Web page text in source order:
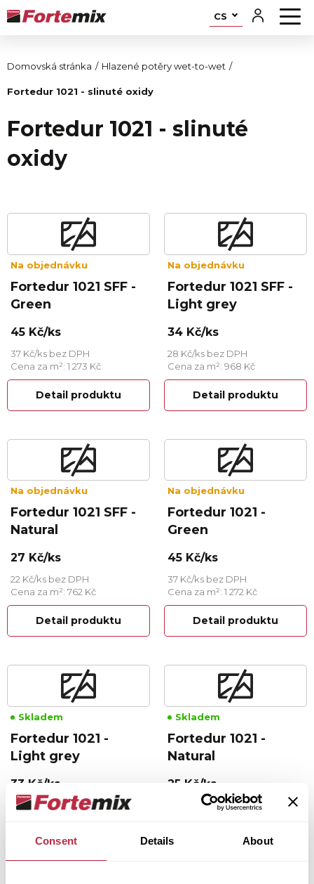
Consent Details About
CS
Domovská stránka Hlazené potěry wet-to-wet
Fortedur 1021 - slinuté oxidy
Fortedur 1021 - slinuté
oxidy
Na objednávku
Fortedur 1021 SFF -
Green
45 Kč/ks
37 Kč/ks bez DPH
Cena za m²: 1 273 Kč
Detail produktu
Na objednávku
Fortedur 1021 SFF -
Light grey
34 Kč/ks
28 Kč/ks bez DPH
Cena za m²: 968 Kč
Detail produktu
Na objednávku
Fortedur 1021 SFF -
Natural
27 Kč/ks
22 Kč/ks bez DPH
Cena za m²: 762 Kč
Detail produktu
Na objednávku
Fortedur 1021 -
Green
45 Kč/ks
37 Kč/ks bez DPH
Cena za m²: 1 272 Kč
Detail produktu
Skladem
Fortedur 1021 -
Light grey
33 Kč/ks
27 Kč/ks bez DPH
Detail produktu
Skladem
Fortedur 1021 -
Natural
25 Kč/ks
21 Kč/ks bez DPH
Detail produktu